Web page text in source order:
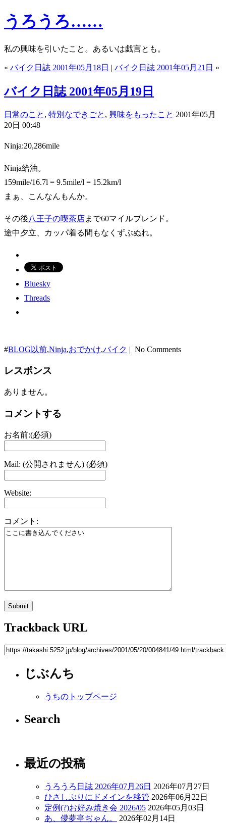
うろうろ……
私の興味を引いたこと。あるいは戯言とも。
« バイク日誌 2001年05月18日 | バイク日誌 2001年05月21日 »
バイク日誌 2001年05月19日
日常のこと , 特別なできごと , 興味をもったこと 2001年05月
20日 00:48
Ninja:20,286mile
Ninja給油。
159mile/16.7l = 9.5mile/l = 15.2km/l
まぁ、こんなんもんか。
その後八王子の喫茶店まで60マイルブレンド。
途中夕立、カッパ着る間もなくずぶぬれ。
Bluesky
Threads
#BLOG以前,Ninja,おでかけ,バイク | No Comments
レスポンス
ありません。
コメントする
お名前:(必須)
Mail: (公開されません) (必須)
Website:
コメント:
Trackback URL
じぶんち
うちのトップページ
Search
最近の投稿
うろうろ日誌 2026年07月26日 2026年07月27日
ひさしぶりにドメインを移管 2026年06月22日
定例(?)お好み焼き会 2026/05 2026年05月03日
あ、儚夢亭ぢゃん。
2026年02月14日